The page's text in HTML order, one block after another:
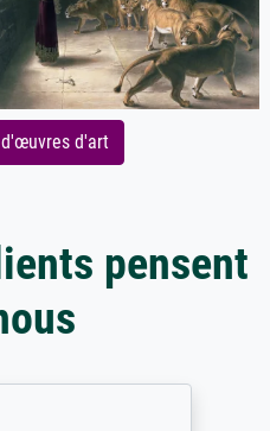
d'art
pensent